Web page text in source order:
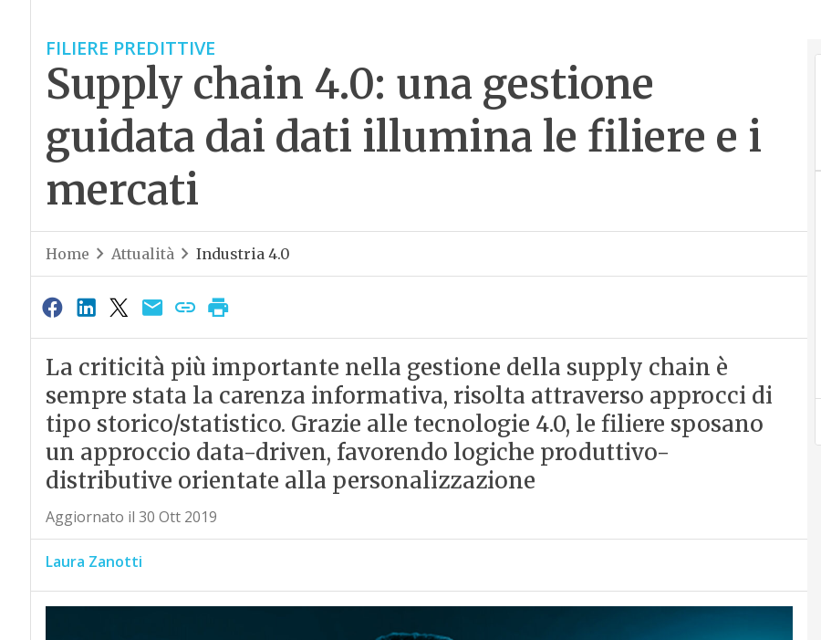
FILIERE PREDITTIVE
Supply chain 4.0: una gestione
guidata dai dati illumina le filiere e i
mercati
Home Attualità Industria 4.0
La criticità più importante nella gestione della supply chain è
sempre stata la carenza informativa, risolta attraverso approcci di
tipo storico/statistico. Grazie alle tecnologie 4.0, le filiere sposano
un approccio data-driven, favorendo logiche produttivo-
distributive orientate alla personalizzazione
Aggiornato il 30 Ott 2019
Laura Zanotti